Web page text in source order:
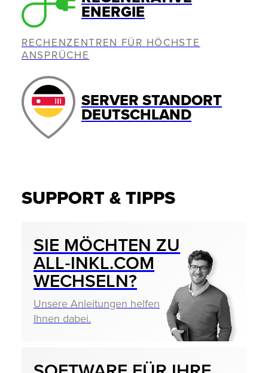
ENERGIE
RECHENZENTREN FÜR HÖCHSTE
ANSPRÜCHE
SERVER STANDORT
DEUTSCHLAND
SUPPORT & TIPPS
SIE MÖCHTEN ZU
ALL‑INKL.COM
WECHSELN?
Unsere Anleitungen helfen
Ihnen dabei.